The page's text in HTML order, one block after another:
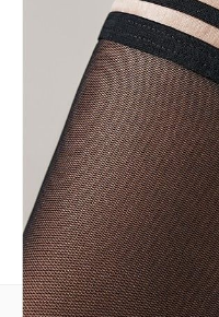
Podmiot odpowiedzialny
EuroTrade Tex Sp z o.o.
Św. Teresy 91
91-341, Łódź, Polska
+48 500-503-636
info@conteshop.pl
Ten produkt nie ma pytań
poniżej
Zadaj pytanie
Nowe pytanie
Wyślij